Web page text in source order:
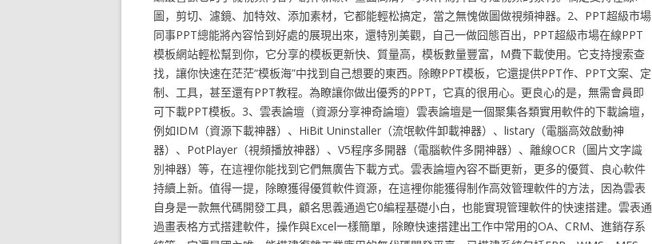
圖，剪切、濾鏡、加特效、添加素材，它都能輕松搞定，當之無愧做圖做視頻神器。2、PPT超級市場
同事PPT總能將內容恰到好處的展現出來，還特別美觀，自己一做囧態百出，PPT超級市場在線PPT
模板網站輕松幫到你，它分享的模板更新快、質量高，模板數量豐富，M費下載使用。它支持搜索查
找，讓你快速在茫茫“模板海”中找到自己想要的東西。除瞭PPT模板，它還提供PPT作、PPT文案、定
制、工具，甚至還有PPT教程。為瞭讓你做出優秀的PPT，它真的很用心。更良心的是，無需會員即
可下載PPT模板。3、雲表論壇（資源分享神奇論壇）雲表論壇是一個聚集各類實用軟件的下載論壇，
例如IDM（資源下載神器）、HiBit Uninstaller（流氓軟件卸載神器）、listary（電腦高效啟動神
器）、PotPlayer（視頻播放神器）、V5程序多開器（電腦軟件多開神器）、離線OCR（圖片文字識
別神器）等，在這裡你能找到它們無廣告下載方式。雲表論壇內容不斷更新，更多的優質、良心軟件
持續上新。值得一提，除瞭獲得優質軟件資源，在這裡你能獲得制作高效管理軟件的方法，因為雲表
自身是一款無代碼開發工具，顧名思義通過它0編程基礎小白，也能實現管理軟件的快速搭建。雲表通
過畫表格方式搭建軟件，操作與Excel一樣簡單，除瞭快速搭建出工作中常用的OA、CRM、進銷存系